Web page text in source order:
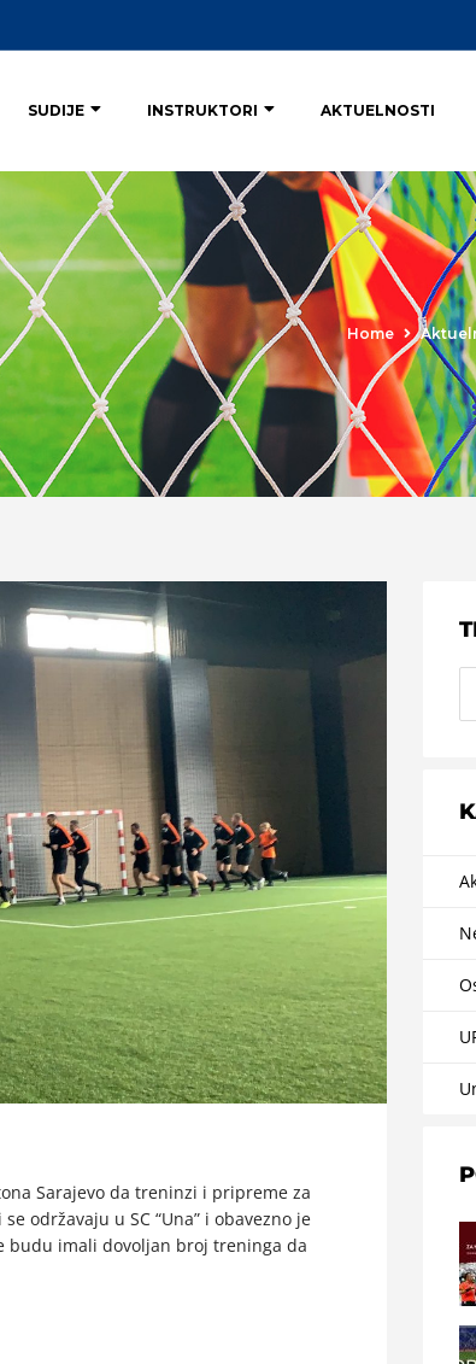
SUDIJE INSTRUKTORI AKTUELNOSTI
Home
Sarajevo da treninzi i pripreme za
održavaju u SC “Una” i obavezno je
budu imali dovoljan broj treninga da